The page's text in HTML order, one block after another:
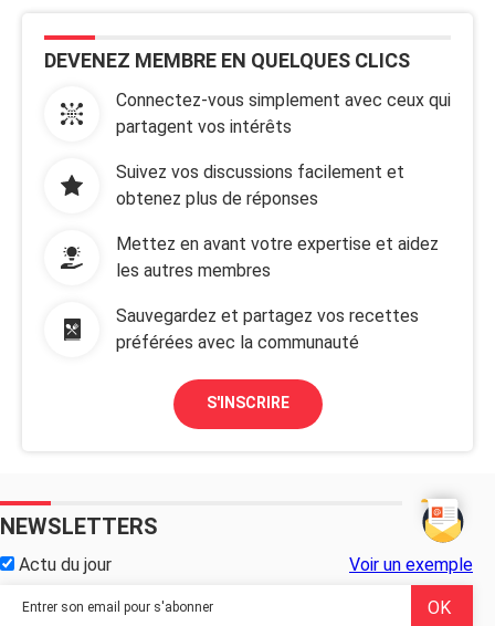
DEVENEZ MEMBRE EN QUELQUES CLICS
Connectez-vous simplement avec ceux qui
partagent vos intérêts
Suivez vos discussions facilement et
obtenez plus de réponses
Mettez en avant votre expertise et aidez
les autres membres
Sauvegardez et partagez vos recettes
préférées avec la communauté
S'INSCRIRE
NEWSLETTERS
Actu du jour Voir un exemple